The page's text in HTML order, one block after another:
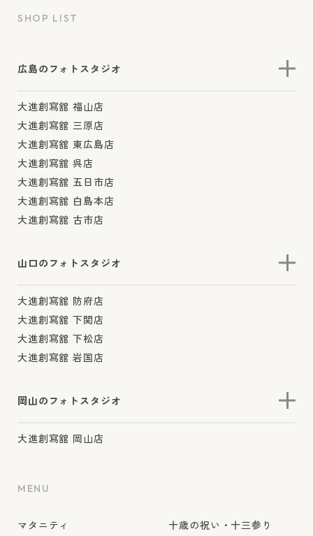
SHOP LIST
広島のフォトスタジオ
大進創寫舘 福山店
大進創寫舘 三原店
大進創寫舘 東広島店
大進創寫舘 呉店
大進創寫舘 五日市店
大進創寫舘 白島本店
大進創寫舘 古市店
山口のフォトスタジオ
大進創寫舘 防府店
大進創寫舘 下関店
大進創寫舘 下松店
大進創寫舘 岩国店
岡山のフォトスタジオ
大進創寫舘 岡山店
MENU
マタニティ
十歳の祝い・十三参り